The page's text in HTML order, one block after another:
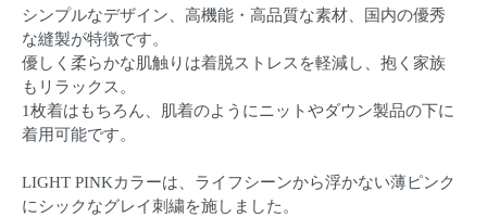
シンプルなデザイン、高機能・高品質な素材、国内の優秀
な縫製が特徴です。
優しく柔らかな肌触りは着脱ストレスを軽減し、抱く家族
もリラックス。
1枚着はもちろん、肌着のようにニットやダウン製品の下に
着用可能です。
LIGHT PINKカラーは、ライフシーンから浮かない薄ピンク
にシックなグレイ刺繍を施しました。